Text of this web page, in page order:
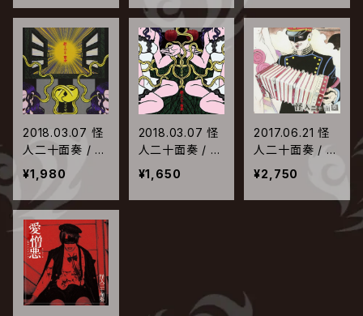
狼
2018.03.07 怪
人二十面奏 / 可
不可【可能盤】
¥1,980
2018.03.07 怪
人二十面奏 / 可
不可【不可能盤】
¥1,650
2017.06.21 怪
人二十面奏 / 怪
人二十面奏【怪
人盤】
¥2,750